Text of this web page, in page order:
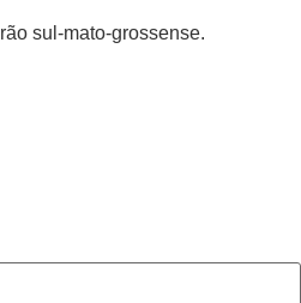
sul-mato-grossense.